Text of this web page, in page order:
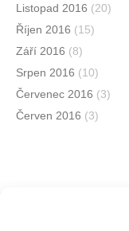
Listopad 2016 (20)
Říjen 2016 (15)
Září 2016 (8)
Srpen 2016 (10)
Červenec 2016 (3)
Červen 2016 (3)